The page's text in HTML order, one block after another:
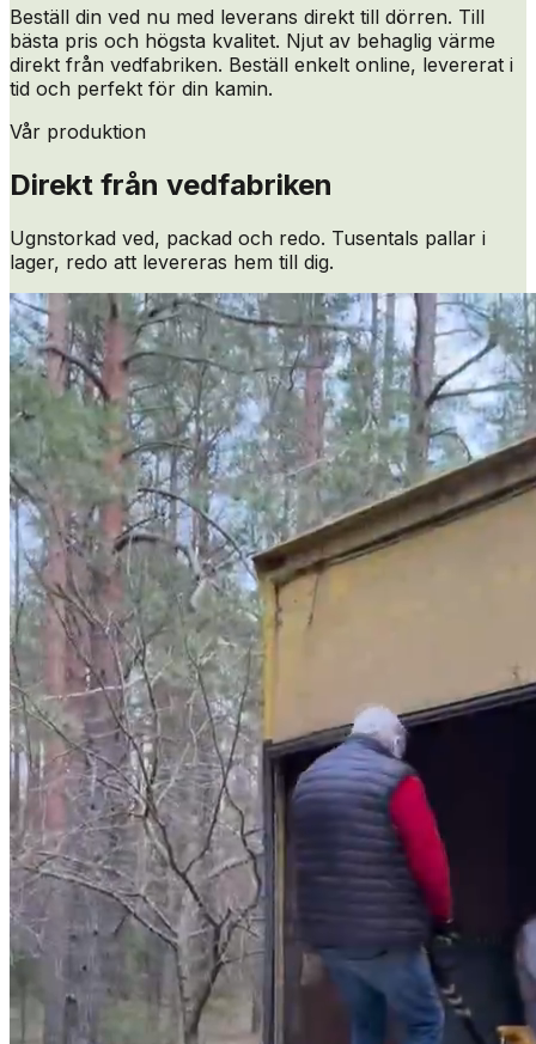
Beställ din ved nu med leverans direkt till dörren. Till
bästa pris och högsta kvalitet. Njut av behaglig värme
direkt från vedfabriken. Beställ enkelt online, levererat i
tid och perfekt för din kamin.
Vår produktion
Direkt från vedfabriken
Ugnstorkad ved, packad och redo. Tusentals pallar i
lager, redo att levereras hem till dig.